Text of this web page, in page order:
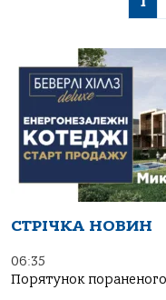
СТРІЧКА НОВИН
06:35
Порятунок